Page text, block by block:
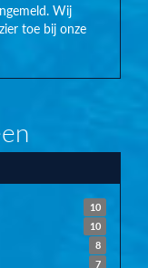
Wij
toe bij onze
10
10
8
7